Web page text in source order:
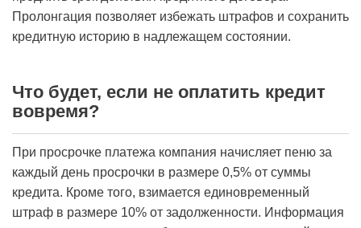
Пролонгация позволяет избежать штрафов и сохранить
кредитную историю в надлежащем состоянии.
Что будет, если не оплатить кредит
вовремя?
При просрочке платежа компания начисляет пеню за
каждый день просрочки в размере 0,5% от суммы
кредита. Кроме того, взимается единовременный
штраф в размере 10% от задолженности. Информация